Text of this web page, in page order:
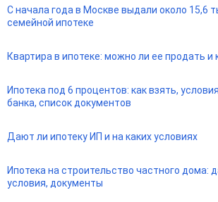
С начала года в Москве выдали около 15,6
семейной ипотеке
Квартира в ипотеке: можно ли ее продать и
Ипотека под 6 процентов: как взять,
банка, список документов
Дают ли ипотеку ИП и на каких условиях
Ипотека на строительство частного дома:
условия, документы